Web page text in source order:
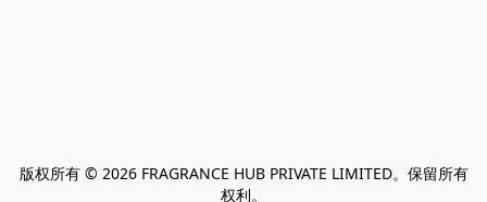
版权所有 © 2026 FRAGRANCE HUB PRIVATE LIMITED。保留所有
权利。